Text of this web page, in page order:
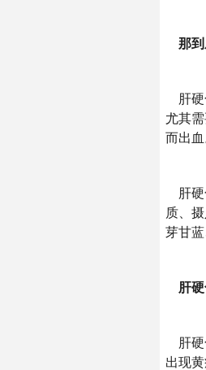
那到
肝硬
尤其
而出
肝硬
质、
芽甘
肝硬
肝硬
出现